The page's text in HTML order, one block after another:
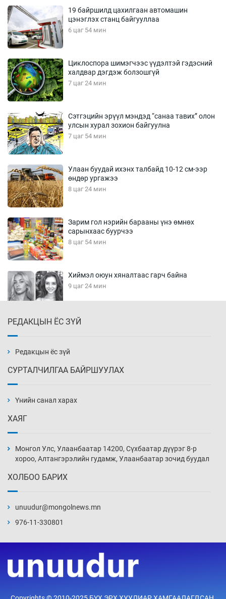
19 байршилд цахилгаан автомашин
цэнэглэх станц байгууллаа
6 цаг 54 мин
Циклоспора шимэгчээс үүдэлтэй гэдэсний
халдвар дэгдэж болзошгүй
7 цаг 24 мин
Сэтгэцийн эрүүл мэндэд “санаа тавих” олон
улсын хурал зохион байгуулна
7 цаг 54 мин
Улаан буудай ихэнх талбайд 10-12 см-ээр
өндөр ургажээ
8 цаг 24 мин
Зарим гол нэрийн барааны үнэ өмнөх
сарынхаас буурчээ
8 цаг 54 мин
Хиймэл оюун хяналтаас гарч байна
9 цаг 24 мин
9 цаг 54 мин
нэмэгджээ
10 цаг 24 мин
10 цаг 54 мин
11 цаг 24 мин
РЕДАКЦЫН ЁС ЗҮЙ
Редакцын ёс зүй
СУРТАЛЧИЛГАА БАЙРШУУЛАХ
Үнийн санал харах
ХАЯГ
Монгол Улс, Улаанбаатар 14200, Сүхбаатар дүүрэг 8-р
хороо, Алтангэрэлийн гудамж, Улаанбаатар зочид буудал
ХОЛБОО БАРИХ
unuudur@mongolnews.mn
976-11-330801